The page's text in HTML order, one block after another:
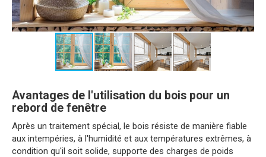
Avantages de l'utilisation du bois pour un
rebord de fenêtre
Après un traitement spécial, le bois résiste de manière fiable
aux intempéries, à l'humidité et aux températures extrêmes, à
condition qu'il soit solide, supporte des charges de poids